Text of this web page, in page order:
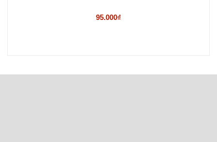
95.000₫